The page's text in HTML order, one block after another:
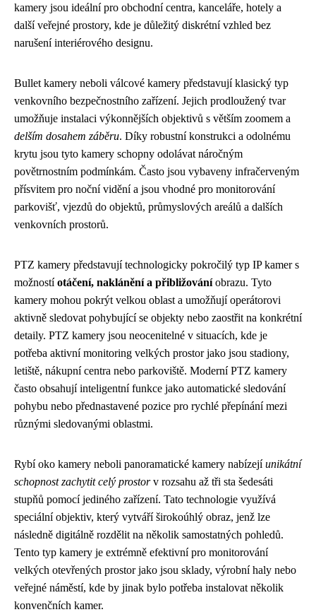
kamery jsou ideální pro obchodní centra, kanceláře, hotely a
další veřejné prostory, kde je důležitý diskrétní vzhled bez
narušení interiérového designu.
Bullet kamery neboli válcové kamery představují klasický typ
venkovního bezpečnostního zařízení. Jejich prodloužený tvar
umožňuje instalaci výkonnějších objektivů s větším zoomem a
delším dosahem záběru. Díky robustní konstrukci a odolnému
krytu jsou tyto kamery schopny odolávat náročným
povětrnostním podmínkám. Často jsou vybaveny infračerveným
přísvitem pro noční vidění a jsou vhodné pro monitorování
parkovišť, vjezdů do objektů, průmyslových areálů a dalších
venkovních prostorů.
PTZ kamery představují technologicky pokročilý typ IP kamer s
možnostíotáčení, naklánění a přibližováníobrazu. Tyto
kamery mohou pokrýt velkou oblast a umožňují operátorovi
aktivně sledovat pohybující se objekty nebo zaostřit na konkrétní
detaily. PTZ kamery jsou neocenitelné v situacích, kde je
potřeba aktivní monitoring velkých prostor jako jsou stadiony,
letiště, nákupní centra nebo parkoviště. Moderní PTZ kamery
často obsahují inteligentní funkce jako automatické sledování
pohybu nebo přednastavené pozice pro rychlé přepínání mezi
různými sledovanými oblastmi.
Rybí oko kamery neboli panoramatické kamery nabízejíunikátní
schopnost zachytit celý prostorv rozsahu až tři sta šedesáti
stupňů pomocí jediného zařízení. Tato technologie využívá
speciální objektiv, který vytváří širokoúhlý obraz, jenž lze
následně digitálně rozdělit na několik samostatných pohledů.
Tento typ kamery je extrémně efektivní pro monitorování
velkých otevřených prostor jako jsou sklady, výrobní haly nebo
veřejné náměstí, kde by jinak bylo potřeba instalovat několik
konvenčních kamer.